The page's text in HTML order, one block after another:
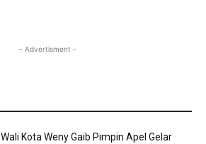
- Advertisment -
Wali Kota Weny Gaib Pimpin Apel Gelar